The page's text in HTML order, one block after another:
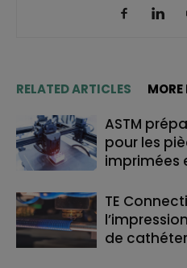
RELATED ARTICLES
ASTM
pour les
imprimées
TE
de